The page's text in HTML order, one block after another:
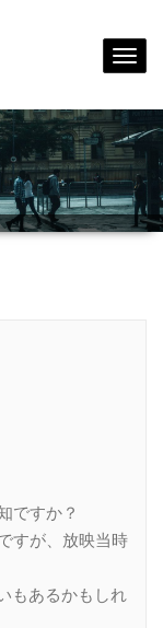
ですか？
すが、放映当時
もあるかもしれ